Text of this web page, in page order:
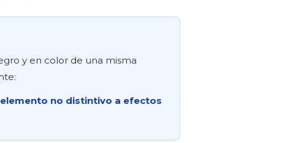
y en color de una misma
no distintivo a efectos